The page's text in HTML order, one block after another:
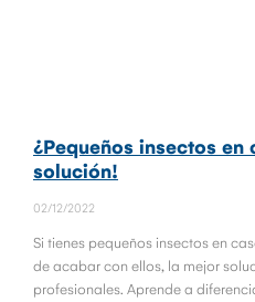
¿Pequeños insectos en
solución!
02/12/2022
Si tienes pequeños insectos en
de acabar con ellos, la mejor
profesionales. Aprende a